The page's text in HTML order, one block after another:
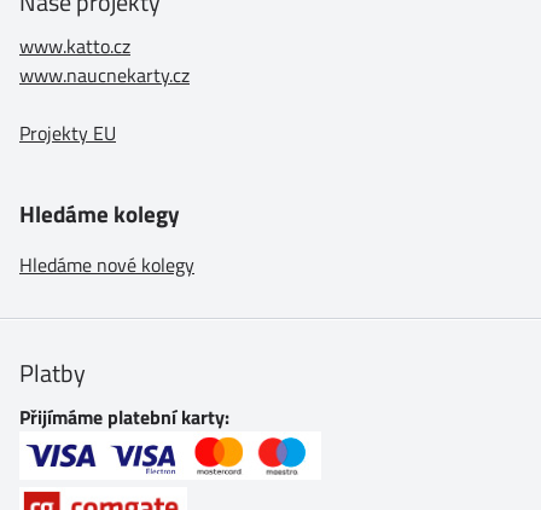
www.katto.cz
www.naucnekarty.cz
Projekty EU
Hledáme kolegy
Hledáme nové kolegy
Platby
Přijímáme platební karty: